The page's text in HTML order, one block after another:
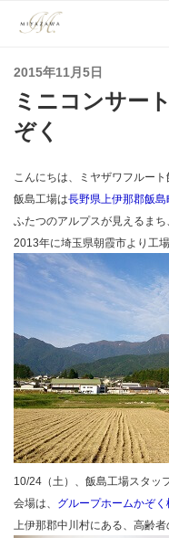
投
稿
日:
2015年11月5日
ミニコンサー
ぞく
こんにちは、ミヤザワフルー
飯島工場は長野県上伊那郡飯島
ふたつのアルプスが見えるまち
2013年に埼玉県朝霞市より工場
10/24（土）、飯島工場スタッ
会場は、 グループホームかぞく
上伊那郡中川村にある、高齢者